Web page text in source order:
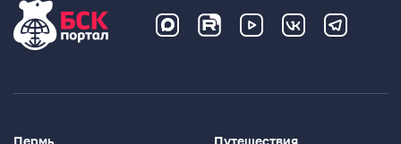
Пермь Путешествия